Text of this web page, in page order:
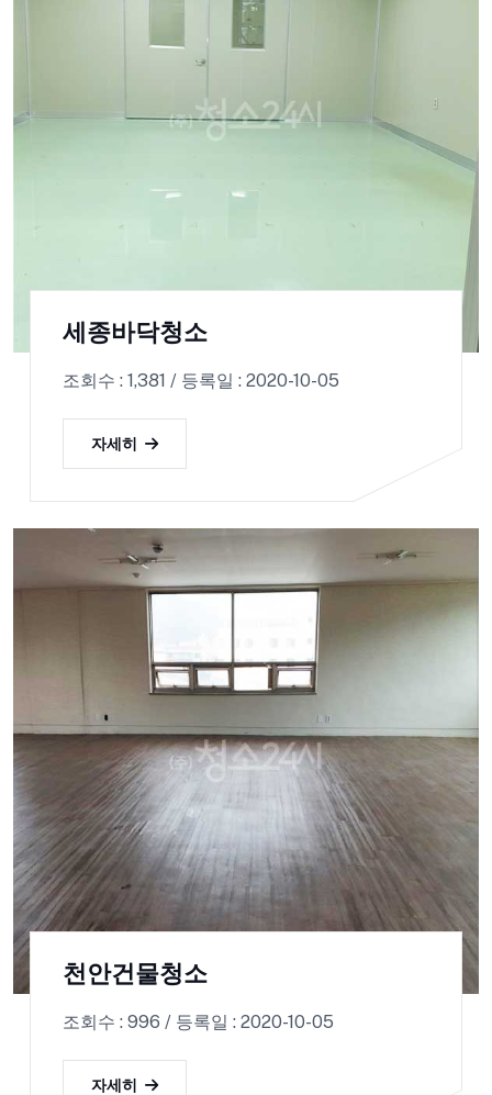
세종바닥청소
조회수 : 1,381 / 등록일 : 2020-10-05
자세히
천안건물청소
조회수 : 996 / 등록일 : 2020-10-05
자세히